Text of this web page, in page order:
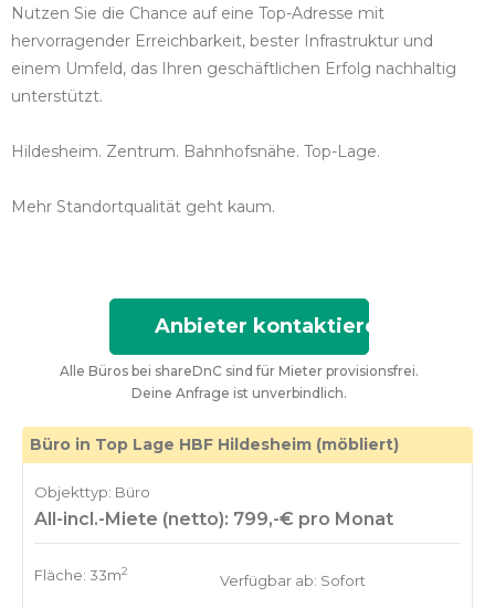
Nutzen Sie die Chance auf eine Top-Adresse mit
hervorragender Erreichbarkeit, bester Infrastruktur und
einem Umfeld, das Ihren geschäftlichen Erfolg nachhaltig
unterstützt.
Hildesheim. Zentrum. Bahnhofsnähe. Top-Lage.
Mehr Standortqualität geht kaum.
Anbieter kontaktieren
Alle Büros bei shareDnC sind für Mieter provisionsfrei.
Deine Anfrage ist unverbindlich.
Büro in Top Lage HBF Hildesheim (möbliert)
Objekttyp: Büro
All-incl.-Miete (netto): 799,-€ pro Monat
Fläche: 33m2
Verfügbar ab: Sofort